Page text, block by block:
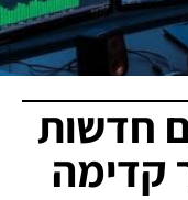
חדשות
קדימה